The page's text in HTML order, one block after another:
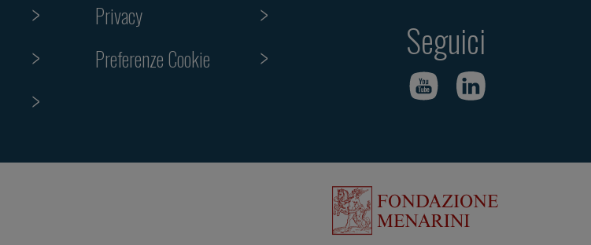
Privacy
Preferenze Cookie
Seguici